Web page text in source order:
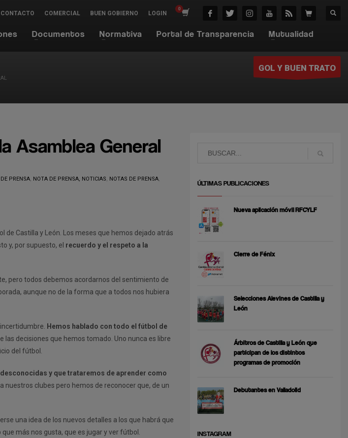
CONTACTO COMERCIAL BUEN GOBIERNO LOGIN
Documentos Normativa Portal de Transparencia
Mutualidad
GOL Y BUEN TRATO
Asamblea General
PRENSA, NOTA DE PRENSA, NOTICIAS, NOTAS DE PRENSA,
Castilla y León. Los meses que hemos dejado atrás
y, por supuesto, el recuerdo y el respeto a la
pero todos debemos acordarnos del sentimiento de
aunque no de la forma que a todos nos hubiera
Hemos hablado con todo el fútbol de
decisiones que hemos tomado. Uno nunca es libre
del fútbol.
y que trataremos de aprender como
nuestros clubes pero hemos de reconocer que, de un
una idea de los nuevos detalles a los que habrá que
más nos gusta, que es jugar y ver fútbol.
ÚLTIMAS PUBLICACIONES
Nueva aplicación móvil RFCYLF
Cierre de Fénix
Selecciones Alevines de Castilla y
León
Árbitros de Castilla y León que
participan de los distintos
programas de promoción
Debutantes en Valladolid
INSTAGRAM